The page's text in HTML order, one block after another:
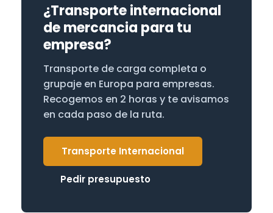
¿Transporte internacional
de mercancia para tu
empresa?
Transporte de carga completa o
grupaje en Europa para empresas.
Recogemos en 2 horas y te avisamos
en cada paso de la ruta.
Transporte Internacional
Pedir presupuesto